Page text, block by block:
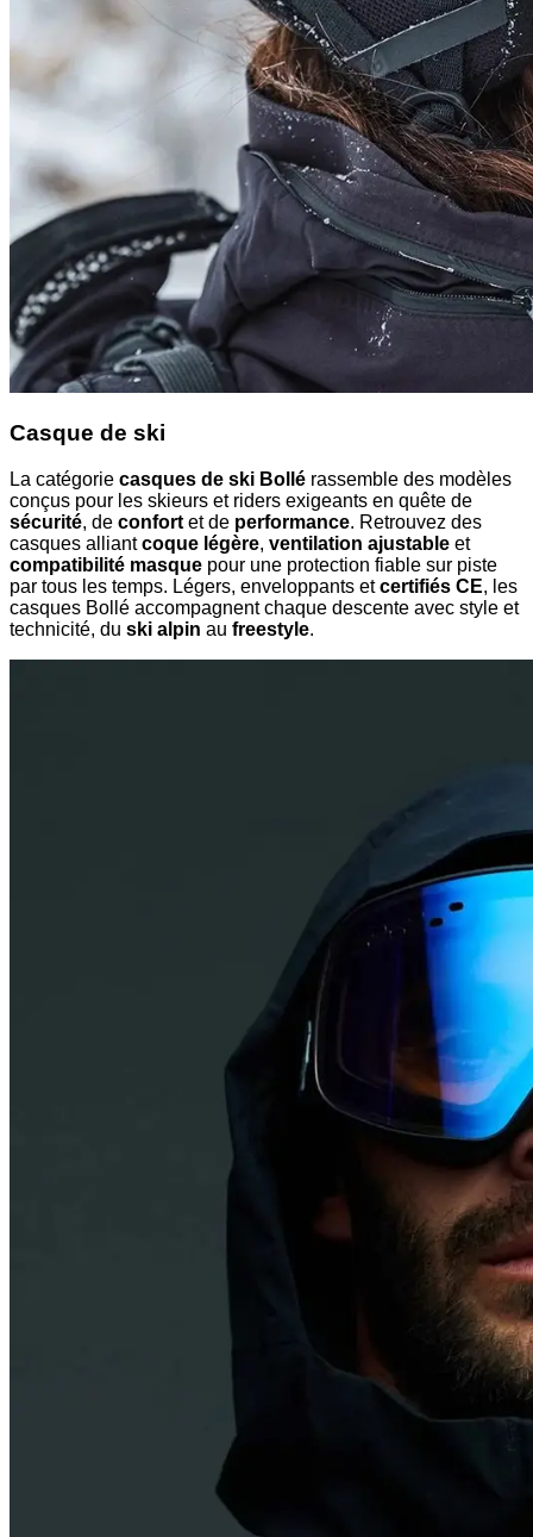
Casque de ski
La catégorie casques de ski Bollé rassemble des modèles
conçus pour les skieurs et riders exigeants en quête de
sécurité, de confort et de performance. Retrouvez des
casques alliantcoque légère, ventilation ajustable et
compatibilité masque pour une protection fiable sur piste
par tous les temps. Légers, enveloppants etcertifiés CE, les
casques Bollé accompagnent chaque descente avec style et
technicité, du ski alpin au freestyle.